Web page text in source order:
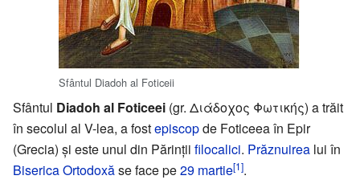
Sfântul Diadoh al Foticeii
Sfântul Diadoh al Foticeei (gr. Διάδοχος Φωτικής) a trăit
în secolul al V-lea, a fostepiscopde Foticeea în Epir
(Grecia) și este unul din Părinții filocalici. Prăznuirea lui în
Biserica Ortodoxăse face pe29 martie[1].